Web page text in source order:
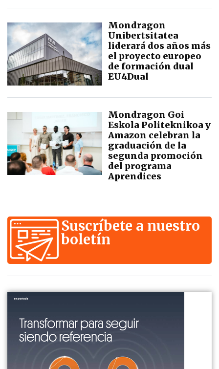
Mondragon
Unibertsitatea
liderará dos años más
el proyecto europeo
de formación dual
EU4Dual
Mondragon Goi
Eskola Politeknikoa y
Amazon celebran la
graduación de la
segunda promoción
del programa
Aprendices
Suscríbete a nuestro
boletín